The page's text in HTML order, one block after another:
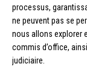
processus,
ne peuvent pas se
nous allons explorer
commis d’office,
judiciaire.